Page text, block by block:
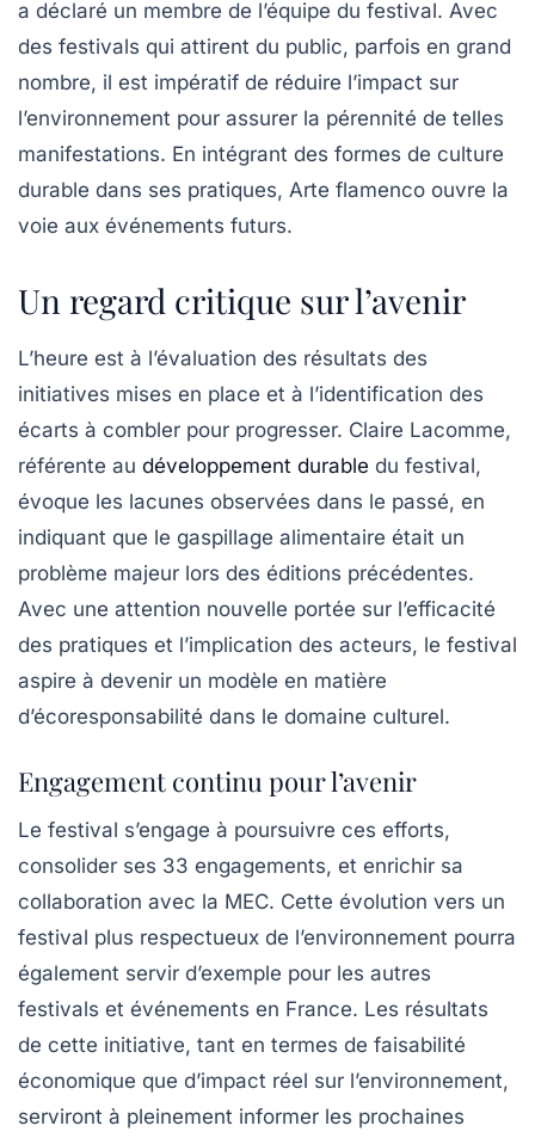
a déclaré un membre de l’équipe du festival. Avec
des festivals qui attirent du public, parfois en grand
nombre, il est impératif de réduire l’impact sur
l’environnement pour assurer la pérennité de telles
manifestations. En intégrant des formes de culture
durable dans ses pratiques, Arte flamenco ouvre la
voie aux événements futurs.
Un regard critique sur l’avenir
L’heure est à l’évaluation des résultats des
initiatives mises en place et à l’identification des
écarts à combler pour progresser. Claire Lacomme,
référente au développement durable du festival,
évoque les lacunes observées dans le passé, en
indiquant que le gaspillage alimentaire était un
problème majeur lors des éditions précédentes.
Avec une attention nouvelle portée sur l’efficacité
des pratiques et l’implication des acteurs, le festival
aspire à devenir un modèle en matière
d’écoresponsabilité dans le domaine culturel.
Engagement continu pour l’avenir
Le festival s’engage à poursuivre ces efforts,
consolider ses 33 engagements, et enrichir sa
collaboration avec la MEC. Cette évolution vers un
festival plus respectueux de l’environnement pourra
également servir d’exemple pour les autres
festivals et événements en France. Les résultats
de cette initiative, tant en termes de faisabilité
économique que d’impact réel sur l’environnement,
serviront à pleinement informer les prochaines